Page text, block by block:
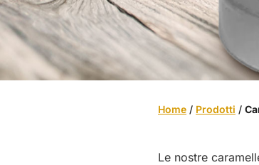
Home / Prodotti /
Le nostre